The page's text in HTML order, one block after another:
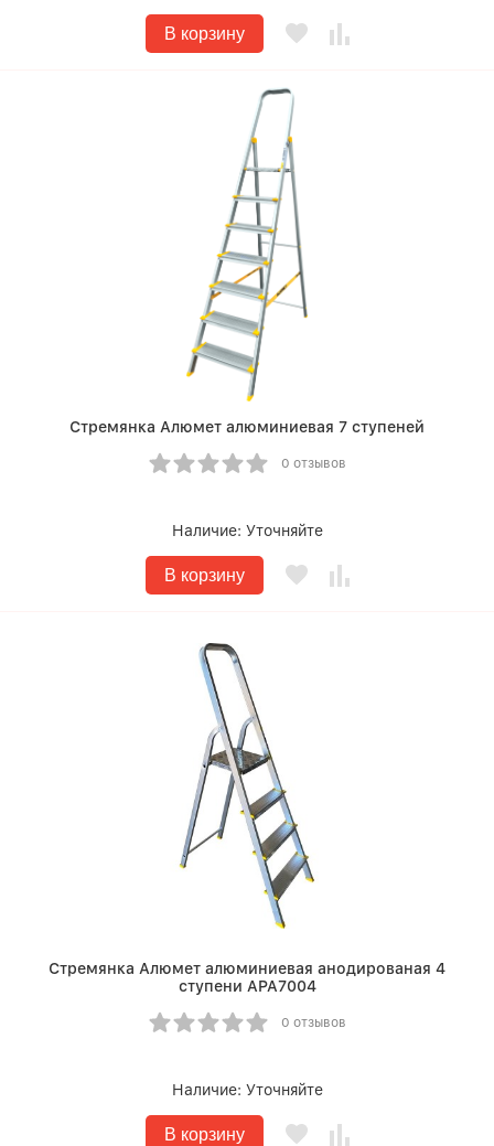
В корзину
Стремянка Алюмет алюминиевая 7 ступеней
0 отзывов
Наличие: Уточняйте
В корзину
Стремянка Алюмет алюминиевая анодированая 4
ступени APA7004
0 отзывов
Наличие: Уточняйте
В корзину